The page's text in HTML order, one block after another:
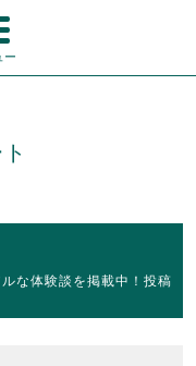
ー
な体験談を掲載中！投稿